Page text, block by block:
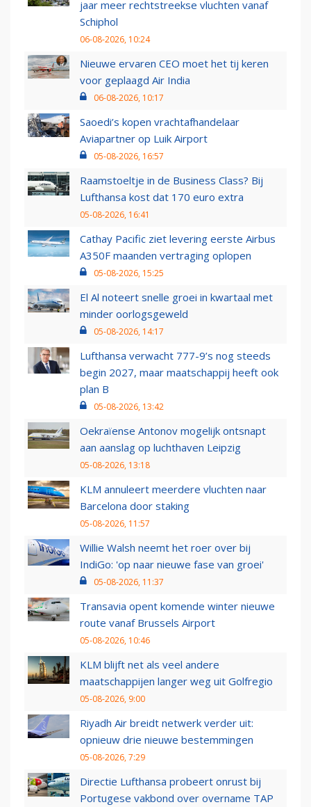
jaar meer rechtstreekse vluchten vanaf
Schiphol
06-08-2026, 10:24
Nieuwe ervaren CEO moet het tij keren
voor geplaagd Air India
06-08-2026, 10:17
Saoedi’s kopen vrachtafhandelaar
Aviapartner op Luik Airport
05-08-2026, 16:57
Raamstoeltje in de Business Class? Bij
Lufthansa kost dat 170 euro extra
05-08-2026, 16:41
Cathay Pacific ziet levering eerste Airbus
A350F maanden vertraging oplopen
05-08-2026, 15:25
El Al noteert snelle groei in kwartaal met
minder oorlogsgeweld
05-08-2026, 14:17
Lufthansa verwacht 777-9’s nog steeds
begin 2027, maar maatschappij heeft ook
plan B
05-08-2026, 13:42
Oekraïense Antonov mogelijk ontsnapt
aan aanslag op luchthaven Leipzig
05-08-2026, 13:18
KLM annuleert meerdere vluchten naar
Barcelona door staking
05-08-2026, 11:57
Willie Walsh neemt het roer over bij
IndiGo: 'op naar nieuwe fase van groei'
05-08-2026, 11:37
Transavia opent komende winter nieuwe
route vanaf Brussels Airport
05-08-2026, 10:46
KLM blijft net als veel andere
maatschappijen langer weg uit Golfregio
05-08-2026, 9:00
Riyadh Air breidt netwerk verder uit:
opnieuw drie nieuwe bestemmingen
05-08-2026, 7:29
Directie Lufthansa probeert onrust bij
Portugese vakbond over overname TAP